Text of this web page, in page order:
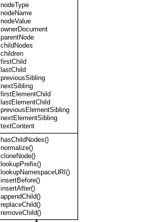
nodeType
nodeName
nodeValue
ownerDocument
parentNode
childNodes
children
firstChild
lastChild
previousSibling
nextSibling
firstElementChild
lastElementChild
previousElementSibling
nextElementSibling
textContent
hasChildNodes()
normalize()
cloneNode()
lookupPrefix()
lookupNamespaceURI()
insertBefore()
insertAfter()
appendChild()
replaceChild()
removeChild()